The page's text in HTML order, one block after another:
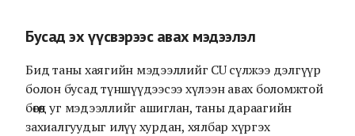
Бусад эх үүсвэрээс авах мэдээлэл
Бид таны хаягийн мэдээллийг CU сүлжээ дэлгүүр
болон бусад түншүүдээсээ хүлээн авах боломжтой
бөгөөд уг мэдээллийг ашиглан, таны дараагийн
захиалгуудыг илүү хурдан, хялбар хүргэх